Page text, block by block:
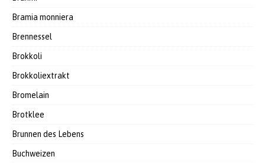
Bramia monniera
Brennessel
Brokkoli
Brokkoliextrakt
Bromelain
Brotklee
Brunnen des Lebens
Buchweizen